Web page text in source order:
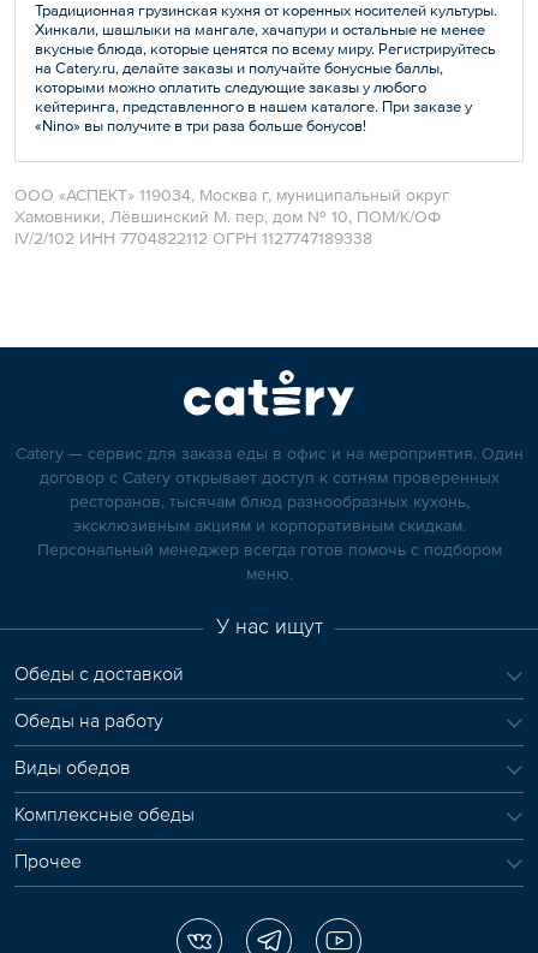
Традиционная грузинская кухня от коренных носителей культуры.
Хинкали, шашлыки на мангале, хачапури и остальные не менее
вкусные блюда, которые ценятся по всему миру. Регистрируйтесь
на Catery.ru, делайте заказы и получайте бонусные баллы,
которыми можно оплатить следующие заказы у любого
кейтеринга, представленного в нашем каталоге. При заказе у
«Nino» вы получите в три раза больше бонусов!
ООО «АСПЕКТ» 119034, Москва г, муниципальный округ
Хамовники, Лёвшинский М. пер, дом № 10, ПОМ/К/ОФ
IV/2/102 ИНН 7704822112 ОГРН 1127747189338
Catery — сервис для заказа еды в офис и на мероприятия. Один
договор с Catery открывает доступ к сотням проверенных
ресторанов, тысячам блюд разнообразных кухонь,
эксклюзивным акциям и корпоративным скидкам.
Персональный менеджер всегда готов помочь с подбором
меню.
У нас ищут
Обеды с доставкой
Обеды на работу
Виды обедов
Комплексные обеды
Прочее